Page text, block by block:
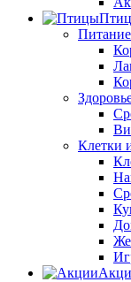
Питание
Клетки